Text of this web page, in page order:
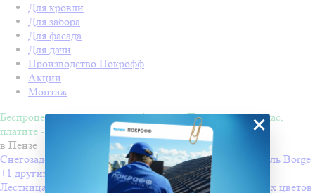
Для кровли
Для забора
Для фасада
Для дачи
Производство Покрофф
Акции
Монтаж
Беспроцентная рассрочка на 4 месяца. Покупайте - сейчас,
платите - потом!
в Пензе
Снегозадержатели Вorge для профнастила Производитель Borge
+1 других цветов
Лестница стеновая 1.8 м Производитель Borge +1 других цветов
×